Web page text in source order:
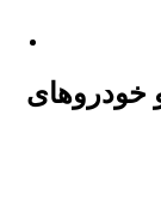
خودروهای